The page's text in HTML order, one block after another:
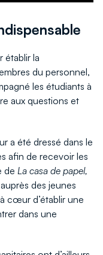
établir la
du personnel,
les étudiants à
aux questions et
a été dressé dans le
afin de recevoir les
de La casa de papel,
des jeunes
cœur d’établir une
dans une